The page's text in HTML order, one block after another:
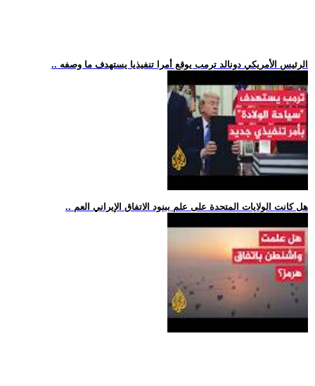
.. الرئيس الأمريكي دونالد ترمب يوقع أمرا تنفيذيا يستهدف ما وصفه
.. هل كانت الولايات المتحدة على علم ببنود الاتفاق الإيراني العم